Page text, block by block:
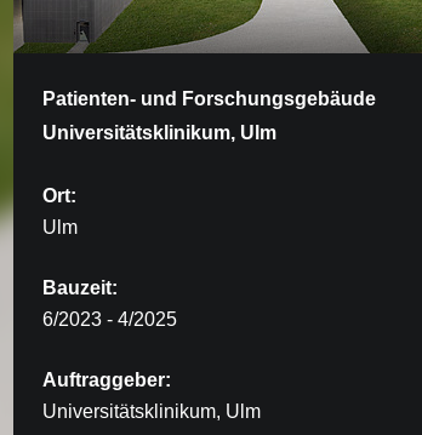
Patienten- und Forschungsgebäude
Universitätsklinikum, Ulm
Ort:
Ulm
Bauzeit:
6/2023 - 4/2025
Auftraggeber:
Universitätsklinikum, Ulm